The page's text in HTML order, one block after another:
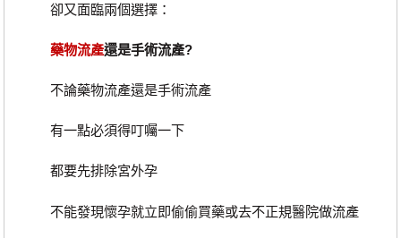
卻又面臨兩個選擇：
藥物流產還是手術流產?
不論藥物流產還是手術流產
有一點必須得叮囑一下
都要先排除宮外孕
不能發現懷孕就立即偷偷買藥或去不正規醫院做流產